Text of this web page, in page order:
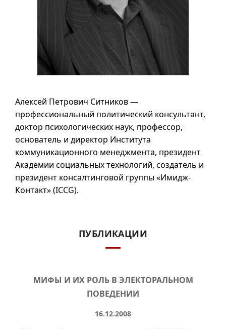
Алексей Петрович Ситников —
профессиональный политический консультант,
доктор психологических наук, профессор,
основатель и директор Института
коммуникационного менеджмента, президент
Академии социальных технологий, создатель и
президент консалтинговой группы «Имидж-
Контакт» (ICCG).
ПУБЛИКАЦИИ
МИФЫ И ИХ РОЛЬ В ЭЛЕКТОРАЛЬНОМ
ПОВЕДЕНИИ
16.12.2008